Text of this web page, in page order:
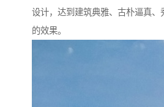
设计，达到建筑典雅、古朴逼真、
的效果。